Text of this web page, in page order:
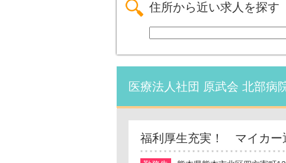
住所から近い求人を探す
医療法人社団 原武会 北部病
福利厚生充実！ マイカー